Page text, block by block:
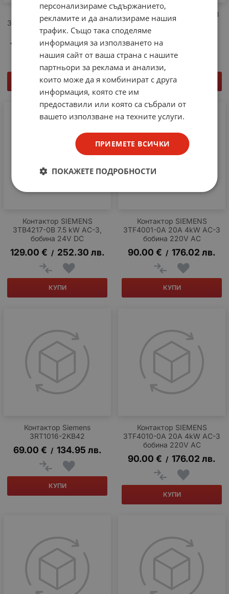
3TH8280-0A 8NO бобина на
220V AC
129.00 € / 252.30 лв.
КУПИ
Контактор SIEMENS 3TA63
08-0A, бобина 220VAC
50Hz, 5НО + 3НЗ
33.00€
КУПИ
Контактор SIEMENS
3TB4217-0B 7.5 kW AC-3,
бобина 24V DC
129.00 € / 252.30 лв.
КУПИ
Контактор SIEMENS
3TF4001-0A 20A 4kW AC-3
бобина 220V AC
90.00 € / 176.02 лв.
КУПИ
Контактор Siemens
3RT1016-2KB42
69.00 € / 134.95 лв.
КУПИ
Контактор SIEMENS
3TF4010-0A 20A 4kW AC-3
бобина 220V AC
90.00 € / 176.02 лв.
КУПИ
персонализираме съдържанието,
рекламите и да анализираме нашия
трафик. Също така споделяме
информация за използването на
нашия сайт от ваша страна с нашите
партньори за реклама и анализи,
които може да я комбинират с друга
информация, която сте им
предоставили или която са събрали от
вашето използване на техните услуги.
ПРИЕМЕТЕ ВСИЧКИ
ПОКАЖЕТЕ ПОДРОБНОСТИ